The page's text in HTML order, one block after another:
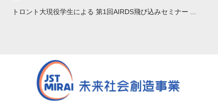
トロント大現役学生による 第1回AIRDS飛び込みセミナー ...